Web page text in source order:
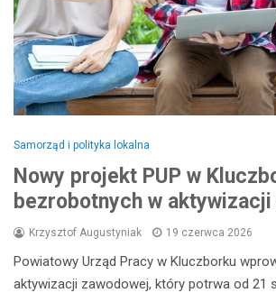
Samorząd i polityka lokalna
Nowy projekt PUP w
bezrobotnych w
Krzysztof Augustyniak 19 czerwca 2026
Powiatowy Urząd Pracy w Kluczborku
aktywizacji zawodowej, który potrwa od 21